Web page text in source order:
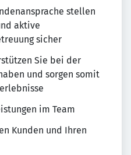
stellen
aktive
sicher
Sie bei der
und sorgen somit
im Team
Kunden und Ihren